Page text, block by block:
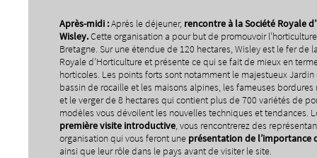
Après-midi :Après le déjeuner, rencontre à la Société Royale d’
Wisley.Cette organisation a pour but de promouvoir
Bretagne. Sur une étendue de 120 hectares, Wisley est le fer de
Royale d’Horticulture et présente ce qui se fait de mieux en
horticoles. Les points forts sont notamment le majestueux Jardin
bassin de rocaille et les maisons alpines, les fameuses bordures
et le verger de 8 hectares qui contient plus de 700 variétés de
modèles vous dévoilent les nouvelles techniques et tendances.
première visite introductive, vous rencontrerez des
organisation qui vous feront une présentation de l’importance
ainsi que leur rôle dans le pays avant de visiter le site.